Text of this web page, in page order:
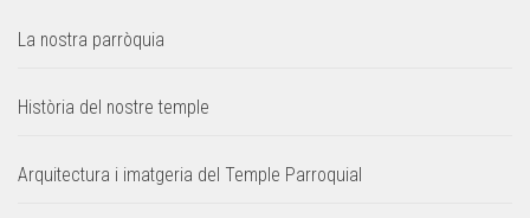
La nostra parròquia
Història del nostre temple
Arquitectura i imatgeria del Temple Parroquial